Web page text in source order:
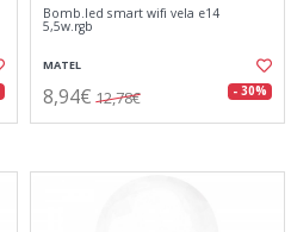
Bomb.led smart wifi vela e14
5,5w.rgb
MATEL
8,94€ 12,78€ - 30%